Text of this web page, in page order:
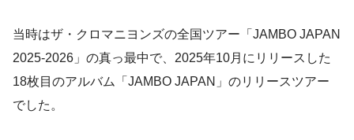
当時はザ・クロマニヨンズの全国ツアー「JAMBO JAPAN
2025-2026」の真っ最中で、2025年10月にリリースした
18枚目のアルバム「JAMBO JAPAN」のリリースツアー
でした。